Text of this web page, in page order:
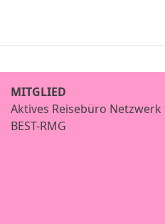
MITGLIED
Aktives Reisebüro Netzwerk
BEST-RMG